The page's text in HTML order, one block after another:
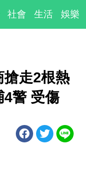
社會 生活 娛樂
搶走2根熱
警 受傷